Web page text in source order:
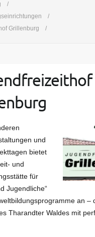
Grillenburg
und
bietet
und
für
Jugendliche“
an –
Tharandter Waldes mit